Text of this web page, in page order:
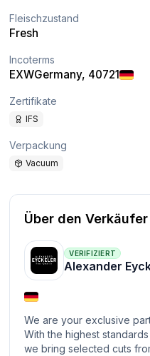
Fleischzustand
Fresh
Incoterms
EXWGermany, 40721
Zertifikate
IFS
Verpackung
Vacuum
Über den Verkäufer
VERIFIZIERT
Alexander
We are your exclusive
With the highest
we bring selected cuts